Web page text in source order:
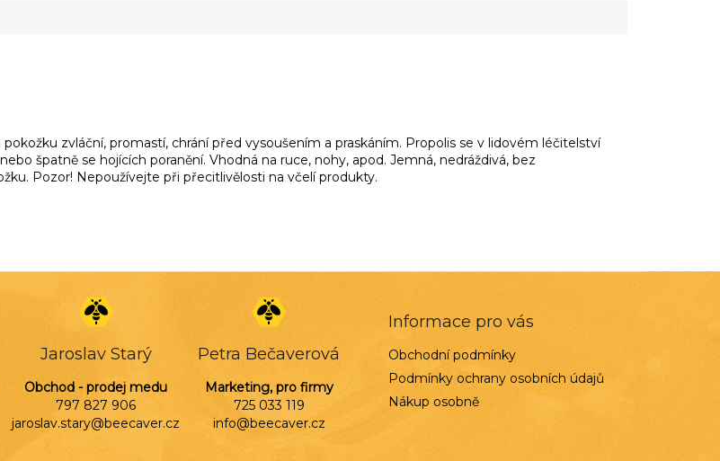
zvláční, promastí, chrání před vysoušením a praskáním. Propolis se v lidovém léčitelství
špatně se hojících poranění. Vhodná na ruce, nohy, apod. Jemná, nedráždivá, bez
Pozor! Nepoužívejte při přecitlivělosti na včelí produkty.
Jaroslav Starý
Obchod - prodej medu
797 827 906
jaroslav.stary@beecaver.cz
Petra Bečaverová
Marketing, pro firmy
725 033 119
info@beecaver.cz
Informace pro vás
Obchodní podmínky
Podmínky ochrany osobních údajů
Nákup osobně